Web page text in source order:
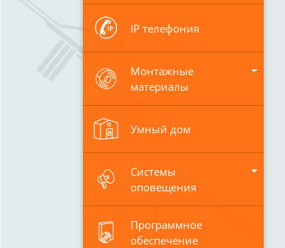
IP телефония
Монтажные
материалы
Умный дом
Системы
оповещения
Программное
обеспечение